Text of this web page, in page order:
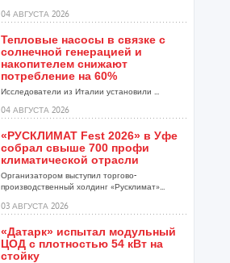
04 АВГУСТА 2026
Тепловые насосы в связке с
солнечной генерацией и
накопителем снижают
потребление на 60%
Исследователи из Италии установили ...
04 АВГУСТА 2026
«РУСКЛИМАТ Fest 2026» в Уфе
собрал свыше 700 профи
климатической отрасли
Организатором выступил торгово-
производственный холдинг «Русклимат»...
03 АВГУСТА 2026
«Датарк» испытал модульный
ЦОД с плотностью 54 кВт на
стойку